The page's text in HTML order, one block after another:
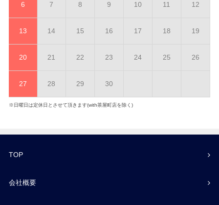
6 7 8 9 10 11 12
13 14 15 16 17 18 19
20 21 22 23 24 25 26
27 28 29 30
※日曜日は定休日とさせて頂きます(with茶屋町店を除く)
TOP
会社概要